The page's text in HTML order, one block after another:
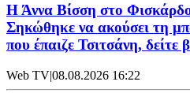
Η Άννα Βίσση στο
Σηκώθηκε να ακούσει τη
που έπαιζε Τσιτσάνη, δείτε
Web TV|08.08.2026 16:22